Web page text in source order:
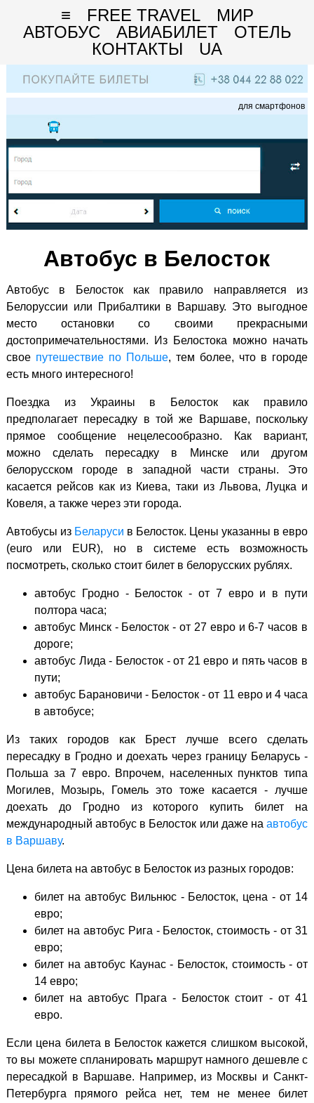
≡ FREE TRAVEL
МИР
АВТОБУС
АВИАБИЛЕТ
ОТЕЛЬ
КОНТАКТЫ
UA
для смартфонов
Автобус в Белосток
Автобус в Белосток как правило направляется из
Белоруссии или Прибалтики в Варшаву. Это выгодное
место остановки со своими прекрасными
достопримечательностями. Из Белостока можно начать
свое путешествие по Польше, тем более, что в городе
есть много интересного!
Поездка из Украины в Белосток как правило
предполагает пересадку в той же Варшаве, поскольку
прямое сообщение нецелесообразно. Как вариант,
можно сделать пересадку в Минске или другом
белорусском городе в западной части страны. Это
касается рейсов как из Киева, таки из Львова, Луцка и
Ковеля, а также через эти города.
Автобусы из Беларуси в Белосток. Цены указанны в евро
(euro или EUR), но в системе есть возможность
посмотреть, сколько стоит билет в белорусских рублях.
автобус Гродно - Белосток - от 7 евро и в пути
полтора часа;
автобус Минск - Белосток - от 27 евро и 6-7 часов в
дороге;
автобус Лида - Белосток - от 21 евро и пять часов в
пути;
автобус Барановичи - Белосток - от 11 евро и 4 часа
в автобусе;
Из таких городов как Брест лучше всего сделать
пересадку в Гродно и доехать через границу Беларусь -
Польша за 7 евро. Впрочем, населенных пунктов типа
Могилев, Мозырь, Гомель это тоже касается - лучше
доехать до Гродно из которого купить билет на
международный автобус в Белосток или даже наавтобус
в Варшаву.
Цена билета на автобус в Белосток из разных городов:
билет на автобус Вильнюс - Белосток, цена - от 14
евро;
билет на автобус Рига - Белосток, стоимость - от 31
евро;
билет на автобус Каунас - Белосток, стоимость - от
14 евро;
билет на автобус Прага - Белосток стоит - от 41
евро.
Если цена билета в Белосток кажется слишком высокой,
то вы можете спланировать маршрут намного дешевле с
пересадкой в Варшаве. Например, из Москвы и Санкт-
Петербурга прямого рейса нет, тем не менее билет